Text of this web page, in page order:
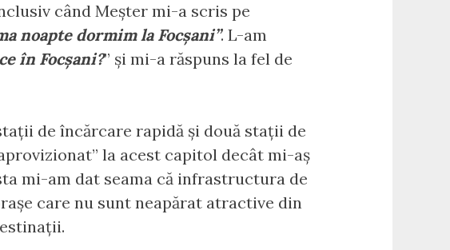
când Meșter mi-a scris pe
noapte dormim la Focșani”. L-am
în Focșani?” și mi-a răspuns la fel de
de încărcare rapidă și două stații de
la acest capitol decât mi-aș
mi-am dat seama că infrastructura de
care nu sunt neapărat atractive din